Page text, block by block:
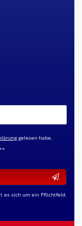
gelesen habe.
es sich um ein Pflichtfeld.